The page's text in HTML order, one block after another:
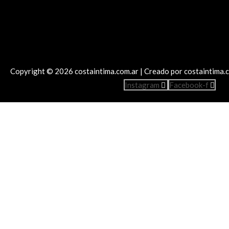
Copyright © 2026 costaintima.com.ar | Creado por
Instagram
Facebook-f